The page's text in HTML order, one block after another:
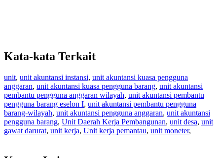
Kata-kata Terkait
unit, unit akuntansi instansi, unit akuntansi kuasa pengguna
anggaran, unit akuntansi kuasa pengguna barang, unit akuntansi
pembantu pengguna anggaran wilayah, unit akuntansi pembantu
pengguna barang eselon I, unit akuntansi pembantu pengguna
barang-wilayah, unit akuntansi pengguna anggaran, unit akuntansi
pengguna barang, Unit Daerah Kerja Pembangunan, unit desa, unit
gawat darurat, unit kerja, Unit kerja pemantau, unit moneter,